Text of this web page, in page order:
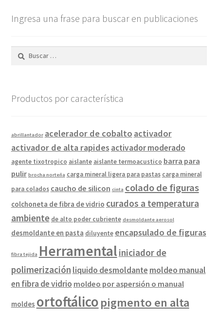
Ingresa una frase para buscar en publicaciones
Buscar:
Productos por característica
abrillantador acelerador de cobalto activador
activador de alta rapides activador moderado
agente tixotropico aislante aislante termoacustico barra para
pulir brocha norteña carga mineral ligera para pastas carga mineral
para colados caucho de silicon cinta colado de figuras
colchoneta de fibra de vidrio curados a temperatura
ambiente de alto poder cubriente desmoldante aerosol
desmoldante en pasta diluyente encapsulado de figuras
fibra tejida Herramental iniciador de
polimerización liquido desmoldante moldeo manual
en fibra de vidrio moldeo por aspersión o manual
moldes ortoftálicopigmento en alta